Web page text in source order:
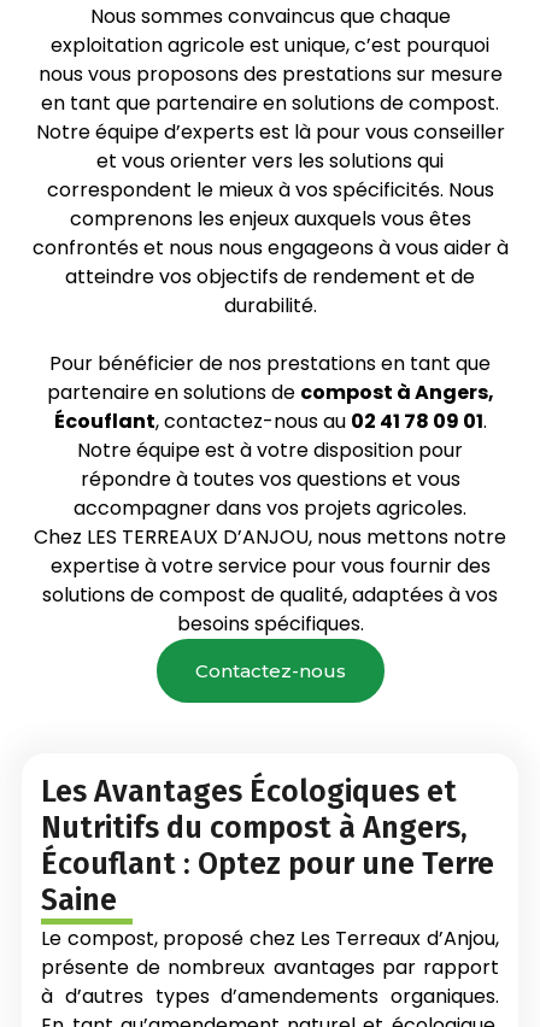
Nous sommes convaincus que chaque
exploitation agricole est unique, c’est pourquoi
nous vous proposons des prestations sur mesure
en tant que partenaire en solutions de compost.
Notre équipe d’experts est là pour vous conseiller
et vous orienter vers les solutions qui
correspondent le mieux à vos spécificités. Nous
comprenons les enjeux auxquels vous êtes
confrontés et nous nous engageons à vous aider à
atteindre vos objectifs de rendement et de
durabilité.
Pour bénéficier de nos prestations en tant que
partenaire en solutions de compost à Angers,
Écouflant, contactez-nous au 02 41 78 09 01.
Notre équipe est à votre disposition pour
répondre à toutes vos questions et vous
accompagner dans vos projets agricoles.
Chez LES TERREAUX D’ANJOU, nous mettons notre
expertise à votre service pour vous fournir des
solutions de compost de qualité, adaptées à vos
besoins spécifiques.
Contactez-nous
Les Avantages Écologiques et
Nutritifs du compost à Angers,
Écouflant : Optez pour une Terre
Saine
Le compost, proposé chez Les Terreaux d’Anjou,
présente de nombreux avantages par rapport
à d’autres types d’amendements organiques.